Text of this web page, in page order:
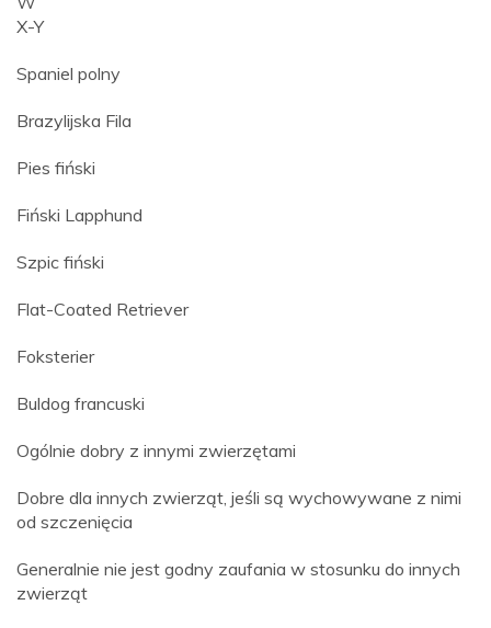
X-Y
Spaniel polny
Brazylijska Fila
Pies fiński
Fiński Lapphund
Szpic fiński
Flat-Coated Retriever
Foksterier
Buldog francuski
Ogólnie dobry z innymi zwierzętami
Dobre dla innych zwierząt, jeśli są wychowywane z nimi
od szczenięcia
Generalnie nie jest godny zaufania w stosunku do innych
zwierząt